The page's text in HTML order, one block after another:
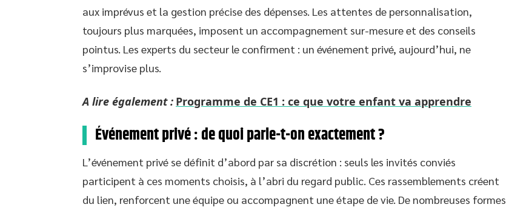
aux imprévus et la gestion précise des dépenses. Les attentes de personnalisation,
toujours plus marquées, imposent un accompagnement sur-mesure et des conseils
pointus. Les experts du secteur le confirment : un événement privé, aujourd’hui, ne
s’improvise plus.
A lire également : Programme de CE1 : ce que votre enfant va apprendre
Événement privé : de quoi parle-t-on exactement ?
L’événement privé se définit d’abord par sa discrétion : seuls les invités conviés
participent à ces moments choisis, à l’abri du regard public. Ces rassemblements créent
du lien, renforcent une équipe ou accompagnent une étape de vie. De nombreuses formes